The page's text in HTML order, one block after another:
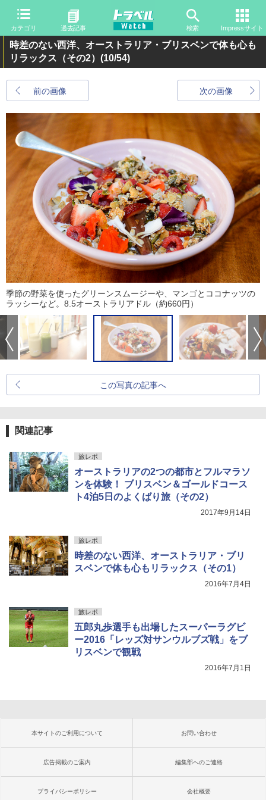
カテゴリ 過去記事 検索 Impressサイト
時差のない西洋、オーストラリア・ブリスベンで体も心も
リラックス（その2） (10/54)
前の画像 次の画像
季節の野菜を使ったグリーンスムージーや、マンゴとココナッツの
ラッシーなど。8.5オーストラリアドル（約660円）
この写真の記事へ
関連記事
旅レポ
オーストラリアの2つの都市とフルマラソ
ンを体験！ ブリスベン＆ゴールドコース
ト4泊5日のよくばり旅（その2）
2017年9月14日
旅レポ
時差のない西洋、オーストラリア・ブリ
スベンで体も心もリラックス（その1）
2016年7月4日
旅レポ
五郎丸歩選手も出場したスーパーラグビ
ー2016「レッズ対サンウルブズ戦」をブ
リスベンで観戦
2016年7月1日
本サイトのご利用について お問い合わせ
広告掲載のご案内 編集部へのご連絡
プライバシーポリシー 会社概要